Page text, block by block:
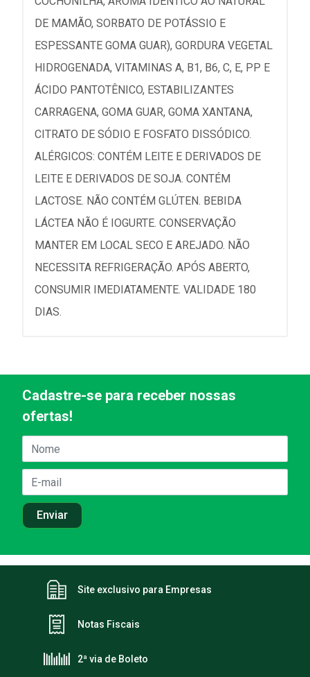
DE MAMÃO, SORBATO DE POTÁSSIO E
ESPESSANTE GOMA GUAR), GORDURA VEGETAL
HIDROGENADA, VITAMINAS A, B1, B6, C, E, PP E
ÁCIDO PANTOTÊNICO, ESTABILIZANTES
CARRAGENA, GOMA GUAR, GOMA XANTANA,
CITRATO DE SÓDIO E FOSFATO DISSÓDICO.
ALÉRGICOS: CONTÉM LEITE E DERIVADOS DE
LEITE E DERIVADOS DE SOJA. CONTÉM
LACTOSE. NÃO CONTÉM GLÚTEN. BEBIDA
LÁCTEA NÃO É IOGURTE. CONSERVAÇÃO
MANTER EM LOCAL SECO E AREJADO. NÃO
NECESSITA REFRIGERAÇÃO. APÓS ABERTO,
CONSUMIR IMEDIATAMENTE. VALIDADE 180
DIAS.
Cadastre-se para receber nossas
ofertas!
Site exclusivo para Empresas
Notas Fiscais
2ª via de Boleto